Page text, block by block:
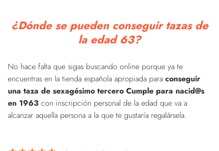
¿Dónde se pueden conseguir tazas de
la edad 63?
No hace falta que sigas buscando online porque ya te
encuentras en la tienda española apropiada para conseguir
una taza de sexagésimo tercero Cumple para nacid@s
en 1963 con inscripción personal de la edad que va a
alcanzar aquella persona a la que te gustaría regalársela.